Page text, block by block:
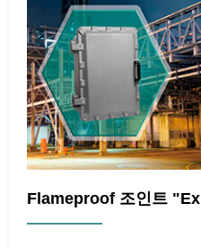
Flameproof 조인트